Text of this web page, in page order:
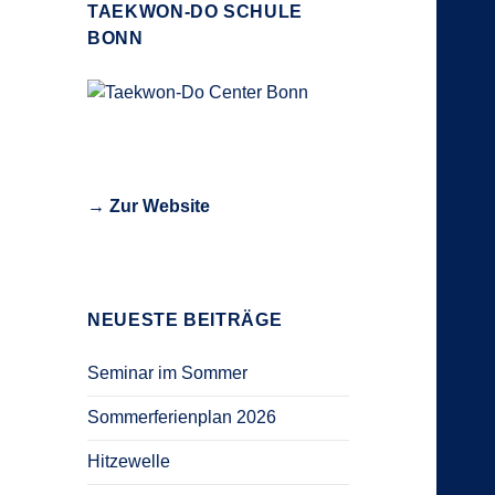
TAEKWON-DO SCHULE
BONN
→ Zur Website
NEUESTE BEITRÄGE
Seminar im Sommer
Sommerferienplan 2026
Hitzewelle